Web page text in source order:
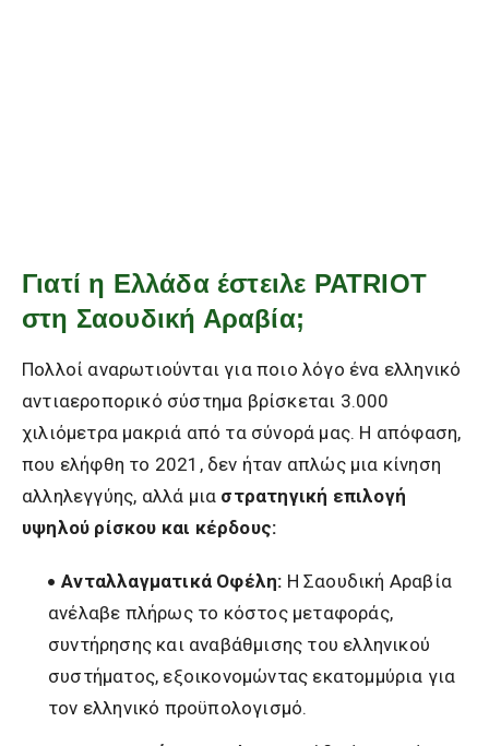
Γιατί η Ελλάδα έστειλε PATRIOT
στη Σαουδική Αραβία;
Πολλοί αναρωτιούνται για ποιο λόγο ένα ελληνικό
αντιαεροπορικό σύστημα βρίσκεται 3.000
χιλιόμετρα μακριά από τα σύνορά μας. Η απόφαση,
που ελήφθη το 2021, δεν ήταν απλώς μια κίνηση
αλληλεγγύης, αλλά μια στρατηγική επιλογή
υψηλού ρίσκου και κέρδους:
Ανταλλαγματικά Οφέλη: Η Σαουδική Αραβία
ανέλαβε πλήρως το κόστος μεταφοράς,
συντήρησης και αναβάθμισης του ελληνικού
συστήματος, εξοικονομώντας εκατομμύρια για
τον ελληνικό προϋπολογισμό.